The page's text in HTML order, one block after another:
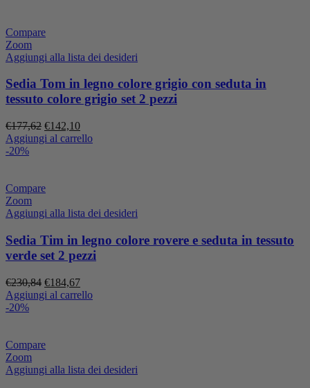
Compare
Zoom
Aggiungi alla lista dei desideri
Sedia Tom in legno colore grigio con seduta in
tessuto colore grigio set 2 pezzi
€177,62 Il
prezzo
€142,10Il
prezzo
Aggiungi al carrello
-20%
Compare
Zoom
Aggiungi alla lista dei desideri
Sedia Tim in legno colore rovere e seduta in tessuto
verde set 2 pezzi
€230,84 Il
prezzo
€184,67Il
prezzo
Aggiungi al carrello
-20%
Compare
Zoom
Aggiungi alla lista dei desideri